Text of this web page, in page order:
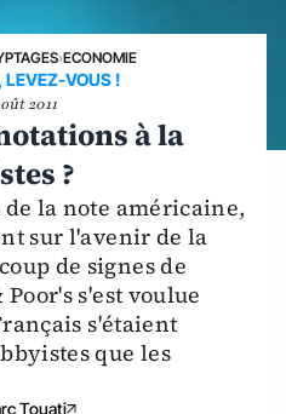
›ECONOMIE
LEVEZ-VOUS !
2011
à la
?
la note américaine,
sur l'avenir de la
de signes de
s'est voulue
s'étaient
que les
Touati